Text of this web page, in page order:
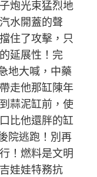
炮光束猛烈地
水開蓋的聲
住了攻擊，只
延展性！完
地大喊，中藥
走他那缸陳年
蒜泥缸前，使
比他還胖的缸
院逃跑！別再
！燃料是文明
娃娃特務抗